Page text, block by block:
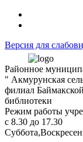
Версия для
Районное
" Акмурунская
филиал
библиотеки
Режим работы
с 8.30 до 17.30